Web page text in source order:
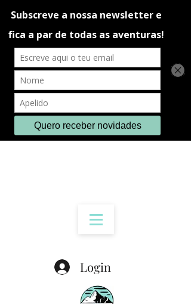
Login